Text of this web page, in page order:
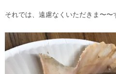
それでは、遠慮なくいただきま〜〜